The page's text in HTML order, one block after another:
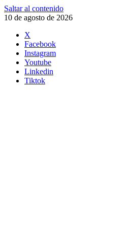
Saltar al contenido
10 de agosto de 2026
X
Facebook
Instagram
Youtube
Linkedin
Tiktok